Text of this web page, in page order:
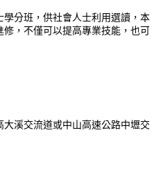
分班，供社會人士利用選讀，本
，不僅可以提高專業技能，也可
溪交流道或中山高速公路中壢交